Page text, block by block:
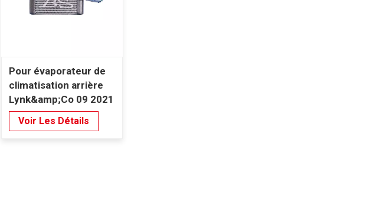
Pour évaporateur de
climatisation arrière
Lynk&amp;Co 09 2021
Voir Les Détails